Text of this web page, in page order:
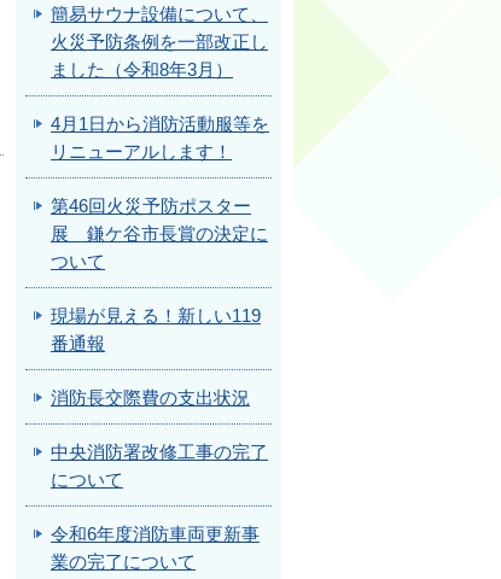
簡易サウナ設備について、
火災予防条例を一部改正し
ました（令和8年3月）
4月1日から消防活動服等を
リニューアルします！
第46回火災予防ポスター
展 鎌ケ谷市長賞の決定に
ついて
現場が見える！新しい119
番通報
消防長交際費の支出状況
中央消防署改修工事の完了
について
令和6年度消防車両更新事
業の完了について